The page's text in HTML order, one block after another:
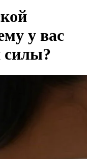
у вас
силы?